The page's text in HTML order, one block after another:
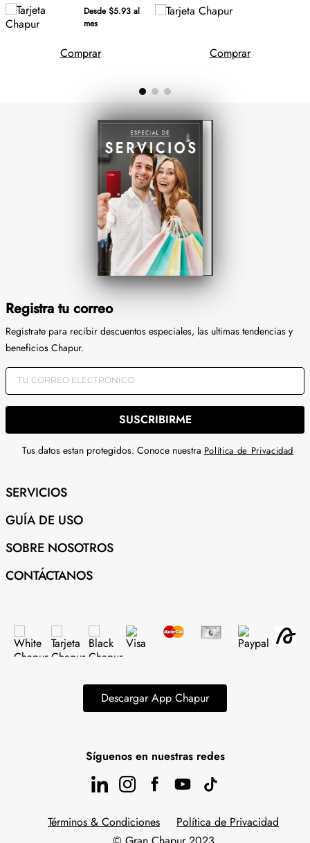
Desde $5.93 al
mes
Comprar Comprar
Registra tu correo
Registrate para recibir descuentos especiales, las ultimas tendencias y
beneficios Chapur.
SUSCRIBIRME
Tus datos estan protegidos. Conoce nuestra Política de Privacidad
SERVICIOS
GUÍA DE USO
SOBRE NOSOTROS
CONTÁCTANOS
Descargar App Chapur
Síguenos en nuestras redes
Términos & Condiciones
Política de Privacidad